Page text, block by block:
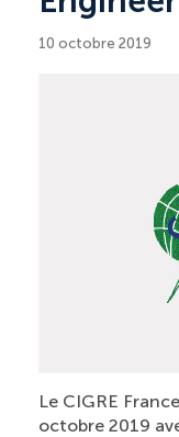
10 octobre 2019
Le CIGRE
octobre 2019